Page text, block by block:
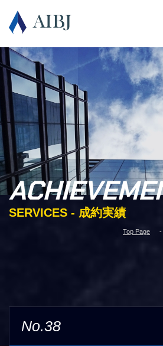
SERVICES - 成約実績
Top Page
No.38